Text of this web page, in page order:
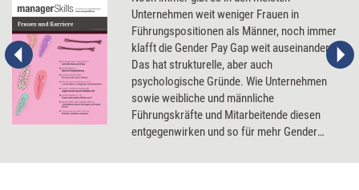
Unternehmen weit weniger Frauen in
Führungspositionen als Männer, noch immer
klafft die Gender Pay Gap weit auseinander.
Das hat strukturelle, aber auch
psychologische Gründe. Wie Unternehmen
sowie weibliche und männliche
Führungskräfte und Mitarbeitende diesen
entgegenwirken und so für mehr Gender
Organisation sorgen können.